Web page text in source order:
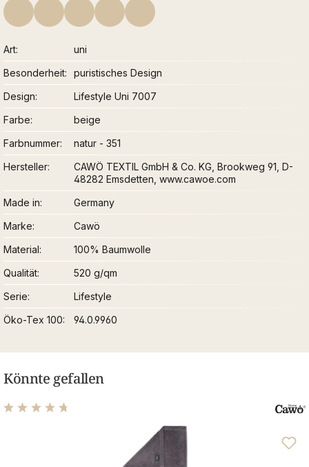
Art
uni
Besonderheit
puristisches Design
Design
Lifestyle Uni 7007
Farbe
beige
Farbnummer
natur - 351
Hersteller
CAWÖ TEXTIL GmbH & Co. KG, Brookweg 91, D-
48282 Emsdetten, www.cawoe.com
Made in
Germany
Marke
Cawö
Material
100% Baumwolle
Qualität
520 g/qm
Serie
Lifestyle
Öko-Tex 100
94.0.9960
Könnte gefallen
Durchschnittliche Bewertung von 4.76 von 5 Sternen